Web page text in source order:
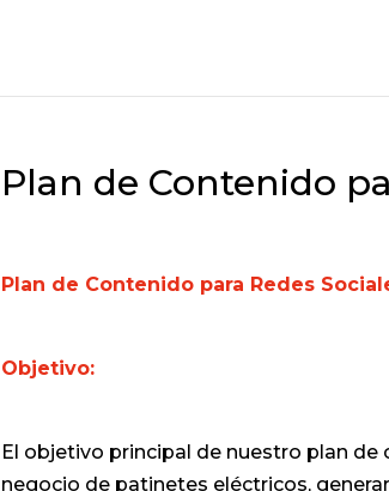
Plan de Contenido
Plan de Contenido para Redes
Objetivo:
El objetivo principal de nuestro plan
negocio de patinetes eléctricos,